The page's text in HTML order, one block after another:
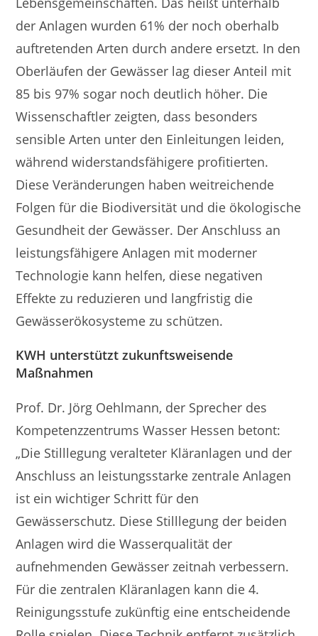
der Anlagen wurden 61% der noch oberhalb
auftretenden Arten durch andere ersetzt. In den
Oberläufen der Gewässer lag dieser Anteil mit
85 bis 97% sogar noch deutlich höher. Die
Wissenschaftler zeigten, dass besonders
sensible Arten unter den Einleitungen leiden,
während widerstandsfähigere profitierten.
Diese Veränderungen haben weitreichende
Folgen für die Biodiversität und die ökologische
Gesundheit der Gewässer. Der Anschluss an
leistungsfähigere Anlagen mit moderner
Technologie kann helfen, diese negativen
Effekte zu reduzieren und langfristig die
Gewässerökosysteme zu schützen.
KWH unterstützt zukunftsweisende
Maßnahmen
Prof. Dr. Jörg Oehlmann, der Sprecher des
Kompetenzzentrums Wasser Hessen betont:
„Die Stilllegung veralteter Kläranlagen und der
Anschluss an leistungsstarke zentrale Anlagen
ist ein wichtiger Schritt für den
Gewässerschutz. Diese Stilllegung der beiden
Anlagen wird die Wasserqualität der
aufnehmenden Gewässer zeitnah verbessern.
Für die zentralen Kläranlagen kann die 4.
Reinigungsstufe zukünftig eine entscheidende